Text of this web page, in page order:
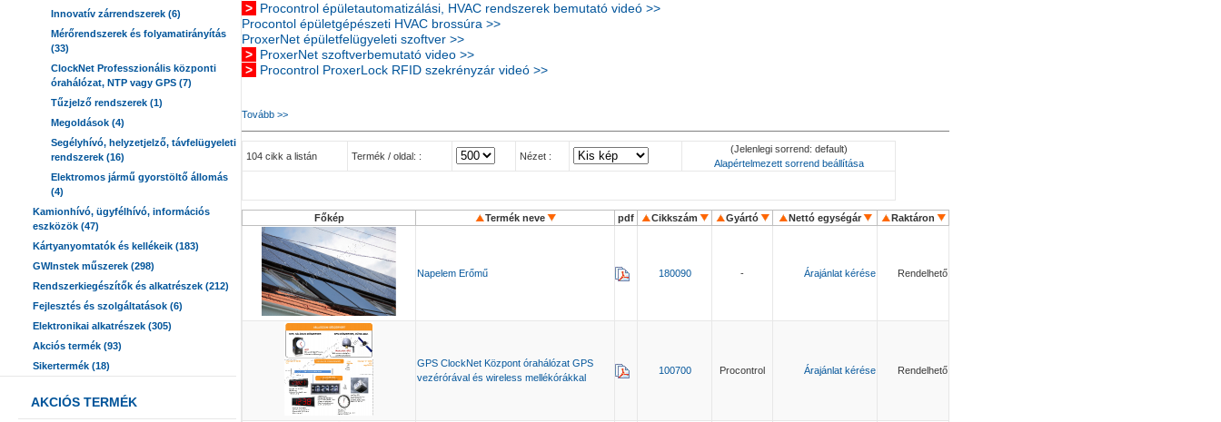
Innovatív zárrendszerek (6)
Mérőrendszerek és folyamatirányítás
(33)
ClockNet Professzionális központi
órahálózat, NTP vagy GPS (7)
Tűzjelző rendszerek (1)
Megoldások (4)
Segélyhívó, helyzetjelző, távfelügyeleti
rendszerek (16)
Elektromos jármű gyorstöltő állomás
(4)
Kamionhívó, ügyfélhívó, információs
eszközök (47)
Kártyanyomtatók és kellékeik (183)
GWInstek műszerek (298)
Rendszerkiegészítők és alkatrészek (212)
Fejlesztés és szolgáltatások (6)
Elektronikai alkatrészek (305)
Akciós termék (93)
Sikertermék (18)
AKCIÓS TERMÉK
> Procontrol épületautomatizálási, HVAC rendszerek bemutató videó >>
Procontol épületgépészeti HVAC brossúra >>
ProxerNet épületfelügyeleti szoftver >>
> ProxerNet szoftverbemutató video >>
> Procontrol ProxerLock RFID szekrényzár videó >>
Tovább >>
104 cikk a listán Termék / oldal: : Nézet :
(Jelenlegi sorrend: default)
Alapértelmezett sorrend beállítása
Főkép Termék neve pdf Cikkszám Gyártó Nettó egységár Raktáron
Napelem Erőmű 180090 - Árajánlat kérése Rendelhető
GPS ClockNet Központ órahálózat GPS
vezérórával és wireless mellékórákkal
100700 Procontrol Árajánlat kérése Rendelhető